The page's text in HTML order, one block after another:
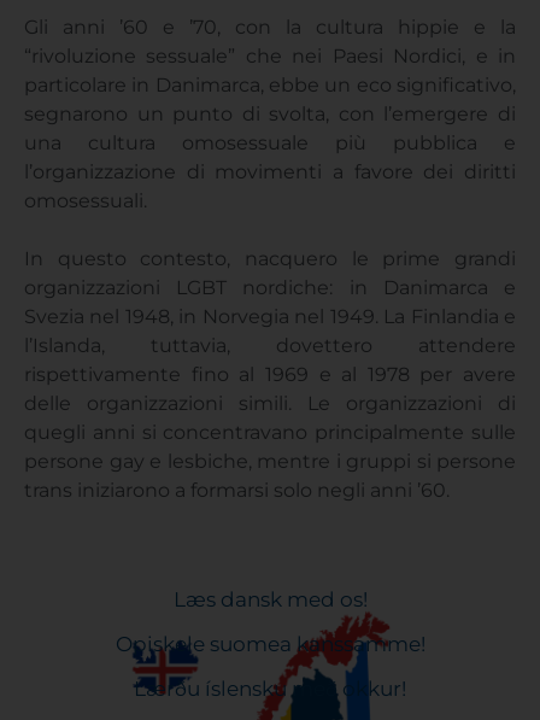
Gli anni ’60 e ’70, con la cultura hippie e la
“rivoluzione sessuale” che nei Paesi Nordici, e in
particolare in Danimarca, ebbe un eco significativo,
segnarono un punto di svolta, con l’emergere di
una cultura omosessuale più pubblica e
l’organizzazione di movimenti a favore dei diritti
omosessuali.
In questo contesto, nacquero le prime grandi
organizzazioni LGBT nordiche: in Danimarca e
Svezia nel 1948, in Norvegia nel 1949. La Finlandia e
l’Islanda, tuttavia, dovettero attendere
rispettivamente fino al 1969 e al 1978 per avere
delle organizzazioni simili. Le organizzazioni di
quegli anni si concentravano principalmente sulle
persone gay e lesbiche, mentre i gruppi si persone
trans iniziarono a formarsi solo negli anni ’60.
Læs dansk med os!
Opiskele suomea kanssamme!
Lærðu íslensku með okkur!